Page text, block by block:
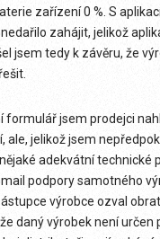
zařízení 0 %. S
zahájit, jelikož
jsem tedy k závěru, že
formulář jsem prodejci
ale, jelikož jsem
adekvátní technické
podpory samotného
výrobce ozval
daný výrobek není určen